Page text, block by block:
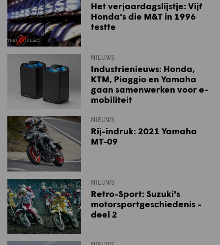
Het verjaardagslijstje: Vijf
Honda's die M&T in 1996
testte
NIEUWS
Industrienieuws: Honda,
KTM, Piaggio en Yamaha
gaan samenwerken voor e-
mobiliteit
NIEUWS
Rij-indruk: 2021 Yamaha
MT-09
NIEUWS
Retro-Sport: Suzuki's
motorsportgeschiedenis -
deel 2